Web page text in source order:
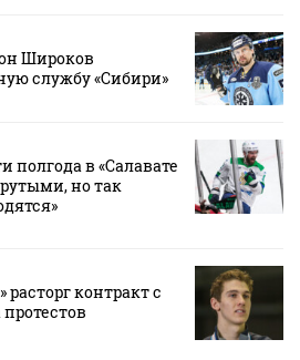
Широков
службу «Сибири»
полгода в «Салавате
но так
контракт с